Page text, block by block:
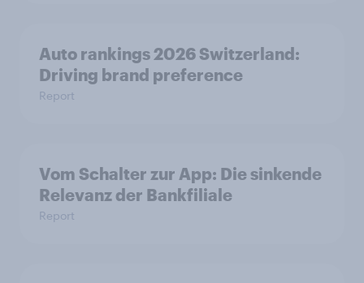
Auto rankings 2026 Switzerland:
Driving brand preference
Report
Vom Schalter zur App: Die sinkende
Relevanz der Bankfiliale
Report